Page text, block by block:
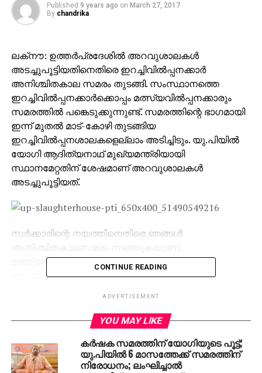
Published 9 years ago on March 27, 2017
By chandrika
ലക്‌നൗ: ഉത്തര്‍പ്രദേശില്‍ അറവുശാലകള്‍
അടച്ചുപൂട്ടിയതിനെതിരെ ഇറച്ചിവില്‍പ്പനക്കാര്‍
അനിശ്ചിതകാല സമരം തുടങ്ങി. സംസ്ഥാനത്തെ
ഇറച്ചിവില്‍പ്പനക്കാര്‍ക്കൊപ്പം മത്സ്യവില്‍പ്പനക്കാരും
സമരത്തില്‍ പങ്കെടുക്കുന്നുണ്ട്. സമരത്തിന്റെ ഭാഗമായി
ഇന്ന് മുതല്‍ മാട്-കോഴി തുടങ്ങിയ
ഇറച്ചിവില്‍പ്പനശാലകളെല്ലാം അടിച്ചിടും. യു.പിയില്‍
യോഗി ആദിത്യനാഥ് മുഖ്യമന്ത്രിയായി
സ്ഥാനമേറ്റതിന് ശേഷമാണ് അറവുശാലകള്‍
അടച്ചുപൂട്ടിയത്.
സര്‍ക്കാരിന്റെ നയത്തിനെതിരെ ഞങ്ങള്‍
മത്സ്യവില്‍പ്പനക്കാരും സമരത്തില്‍ പങ്കെടുക്കും.
അറവുശാലകള്‍ പൂട്ടിയ നടപടി ലക്ഷക്കണക്കിന്
മുബീന്‍ ഖുറൈഷി പറഞ്ഞു. പോത്തിറച്ചി
നിര്‍ത്തലാക്കിയത് മൂലം ഇപ്പോള്‍ ഹോട്ടലില്‍ മാട് -കോഴി
എന്നിവയാണ് വിളമ്പുന്നത്. എന്നാല്‍ കോഴി വില്‍പ്പന
നടത്തുന്ന കടകളിലും പോലീസ് പരിശോധന
CONTINUE READING
ADVERTISEMENT
YOU MAY LIKE
കര്‍ഷക സമരത്തിന് യോഗിയുടെ പൂട്ട്;
യു.പിയില്‍ 6 മാസത്തേക്ക് സമരത്തിന്
നിരോധനം; ലംഘിച്ചാല്‍